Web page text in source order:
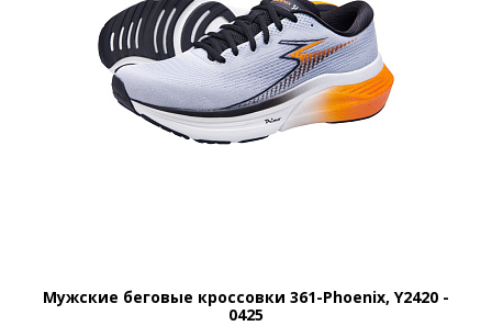
Мужские беговые кроссовки 361-Phoenix, Y2420 -
0425